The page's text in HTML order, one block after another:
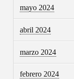
mayo 2024
abril 2024
marzo 2024
febrero 2024